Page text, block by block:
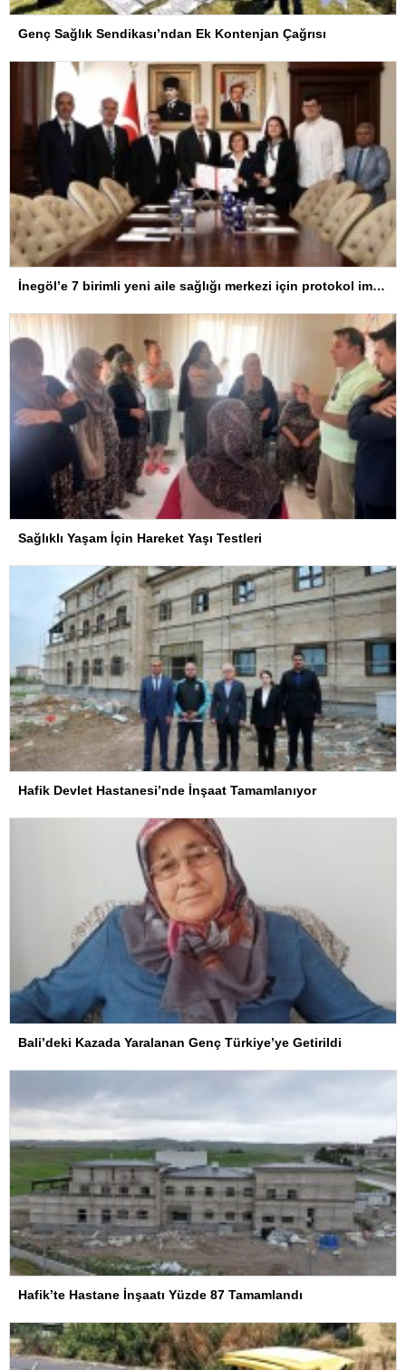
Genç Sağlık Sendikası’ndan Ek Kontenjan Çağrısı
İnegöl’e 7 birimli yeni aile sağlığı merkezi için protokol imzalandı
Sağlıklı Yaşam İçin Hareket Yaşı Testleri
Hafik Devlet Hastanesi’nde İnşaat Tamamlanıyor
Bali’deki Kazada Yaralanan Genç Türkiye’ye Getirildi
Hafik’te Hastane İnşaatı Yüzde 87 Tamamlandı